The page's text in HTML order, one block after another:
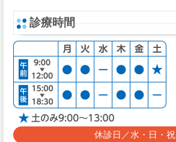
診療時間
休診日／水・日・祝